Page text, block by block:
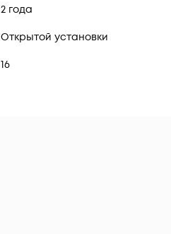
2 года
Открытой установки
16